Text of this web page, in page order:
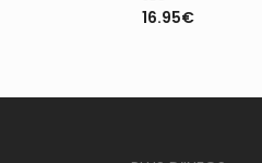
16.95€